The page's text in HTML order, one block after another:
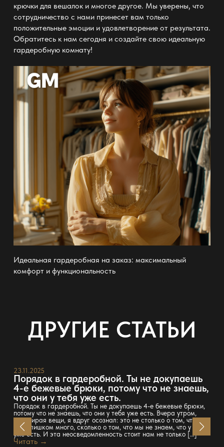
крючки для вешалок и многое другое. Мы уверены, что
сотрудничество с нами принесет вам только
положительные эмоции и удовлетворение от результата.
Обратитесь к нам сегодня и создайте свою идеальную
гардеробную комнату!
Идеальная гардеробная на заказ: максимальный
комфорт и функциональность
ДРУГИЕ СТАТЬИ
23.11.2025
Порядок в гардеробной. Ты не докупаешь
4-е бежевые брюки, потому что не знаешь,
что они у тебя уже есть.
Порядок в гардеробной. Ты не докупаешь 4-е бежевые брюки,
потому что не знаешь, что они у тебя уже есть. Вчера утром,
перебирая вещи, я вдруг осознал: это не столько о том, что у
нас слишком много, сколько о том, что мы не знаем, что у нас
уже есть. И эта неосведомленность стоит нам не только […]
Читать →